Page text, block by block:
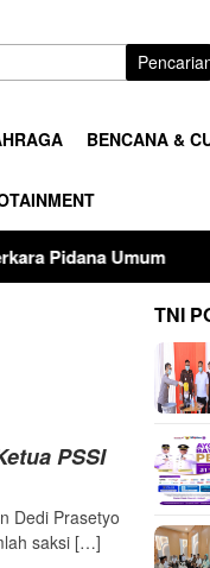
BENCANA &
Terimakasih
PSSI
Dedi Prasetyo
saksi […]
TNI